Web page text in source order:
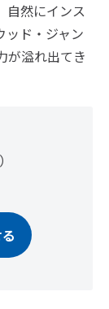
自然にインス
ッド・ジャン
が溢れ出てき